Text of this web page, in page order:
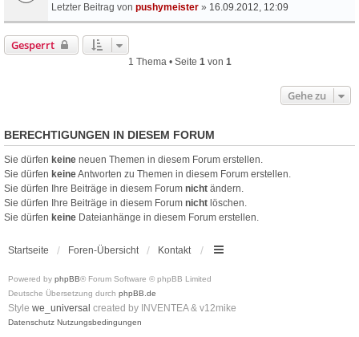
Letzter Beitrag von pushymeister » 16.09.2012, 12:09
Gesperrt
1 Thema • Seite 1von 1
Gehe zu
BERECHTIGUNGEN IN DIESEM FORUM
Sie dürfen keine neuen Themen in diesem Forum erstellen.
Sie dürfen keineAntworten zu Themen in diesem Forum erstellen.
Sie dürfen Ihre Beiträge in diesem Forum nicht ändern.
Sie dürfen Ihre Beiträge in diesem Forum nicht löschen.
Sie dürfen keine Dateianhänge in diesem Forum erstellen.
Startseite Foren-Übersicht Kontakt
Powered by phpBB® Forum Software © phpBB Limited
Deutsche Übersetzung durch phpBB.de
Style we_universal created by INVENTEA & v12mike
Datenschutz Nutzungsbedingungen